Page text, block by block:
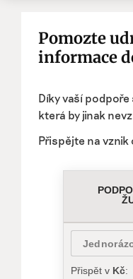
Pomozte
informace
Díky vaší
která by jinak
Přispějte na vznik